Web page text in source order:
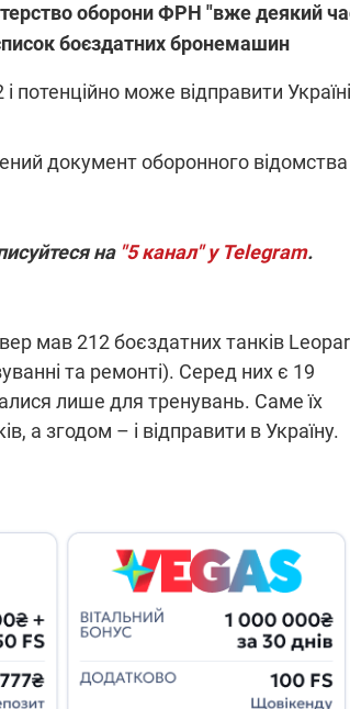
оборони ФРН "вже деякий
боєздатних бронемашин
потенційно може відправити
документ оборонного відомства
на "5 канал" у Telegram.
мав 212 боєздатних танків
та ремонті). Серед них є 19
лише для тренувань. Саме їх
а згодом – і відправити в Україну.
ПЛІВКИ МІНДІЧА: СПРАВА
Нова підозра у справі Міндіча:
браслет стеження
11.08.2025 15:16
Працюють на
найгарячіших
напрямках фронту
04.12.2025 12:37
"Відправте
Вернадського на
фронт": стрілецька
сил ЗСУ збирає на
НРК Numo